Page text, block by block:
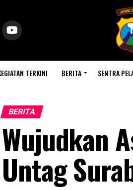
TERKINI BERITA SENTRA
BERITA
Wujudkan
Untag